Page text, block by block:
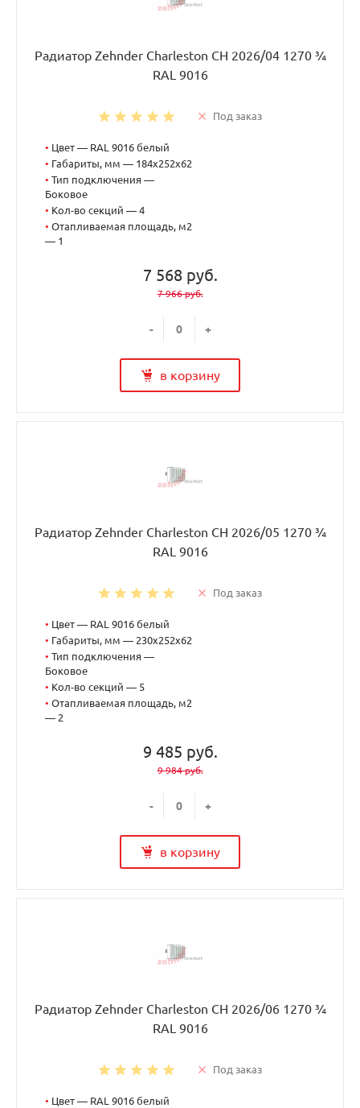
Радиатор Zehnder Charleston CH 2026/04 1270 ¾
RAL 9016
Под заказ
• Цвет — RAL 9016 белый
• Габариты, мм — 184x252x62
• Тип подключения —
Боковое
• Кол-во секций — 4
• Отапливаемая площадь, м2
— 1
7 568 руб.
7 966 руб.
- +
в корзину
Радиатор Zehnder Charleston CH 2026/05 1270 ¾
RAL 9016
Под заказ
• Цвет — RAL 9016 белый
• Габариты, мм — 230x252x62
• Тип подключения —
Боковое
• Кол-во секций — 5
• Отапливаемая площадь, м2
— 2
9 485 руб.
9 984 руб.
- +
в корзину
Радиатор Zehnder Charleston CH 2026/06 1270 ¾
RAL 9016
Под заказ
• Цвет — RAL 9016 белый